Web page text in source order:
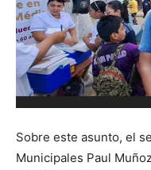
Sobre este asunto, el
Municipales Paul